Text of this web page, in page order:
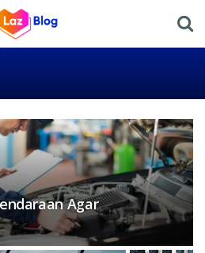
Agar